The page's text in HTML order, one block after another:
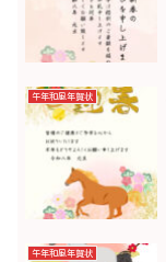
午年和風年賀状
午年和風年賀状